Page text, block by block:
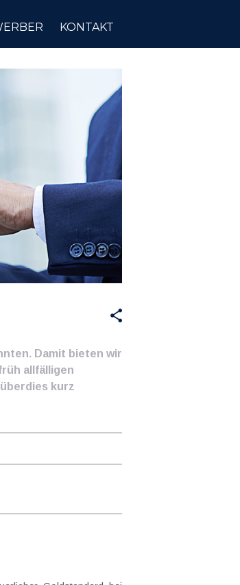
KONTAKT
Damit bieten wir
allfälligen
kurz